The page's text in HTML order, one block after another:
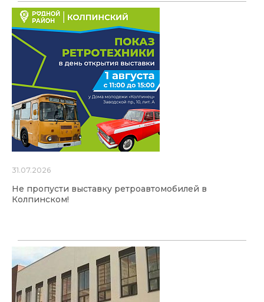
31.07.2026
Не пропусти выставку ретроавтомобилей в
Колпинском!